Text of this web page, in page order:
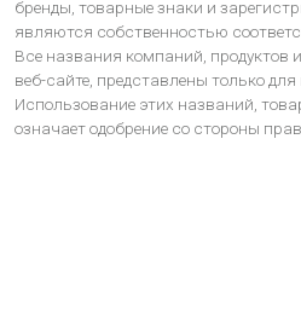
бренды, товарные знаки и
являются собственностью
Все названия компаний, продуктов
веб-сайте, представлены только
Использование этих названий,
означает одобрение со стороны